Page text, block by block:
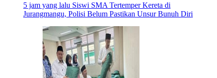
5 jam yang lalu Siswi SMA Tertemper Kereta di
Jurangmangu, Polisi Belum Pastikan Unsur Bunuh Diri